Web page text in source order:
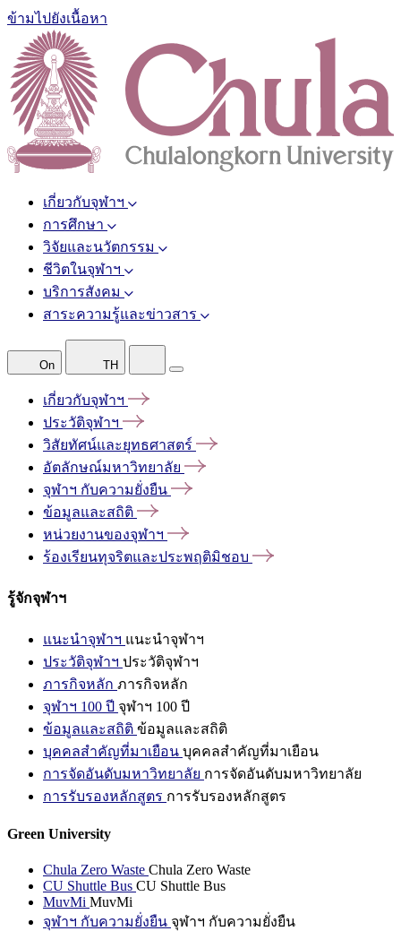
ข้ามไปยังเนื้อหา
เกี่ยวกับจุฬาฯ
การศึกษา
วิจัยและนวัตกรรม
ชีวิตในจุฬาฯ
บริการสังคม
สาระความรู้และข่าวสาร
On TH
เกี่ยวกับจุฬาฯ
ประวัติจุฬาฯ
วิสัยทัศน์และยุทธศาสตร์
อัตลักษณ์มหาวิทยาลัย
จุฬาฯ กับความยั่งยืน
ข้อมูลและสถิติ
หน่วยงานของจุฬาฯ
ร้องเรียนทุจริตและประพฤติมิชอบ
รู้จักจุฬาฯ
แนะนำจุฬาฯ แนะนำจุฬาฯ
ประวัติจุฬาฯ ประวัติจุฬาฯ
ภารกิจหลัก ภารกิจหลัก
จุฬาฯ 100 ปี จุฬาฯ 100 ปี
ข้อมูลและสถิติ ข้อมูลและสถิติ
บุคคลสำคัญที่มาเยือน บุคคลสำคัญที่มาเยือน
การจัดอันดับมหาวิทยาลัย การจัดอันดับมหาวิทยาลัย
การรับรองหลักสูตร การรับรองหลักสูตร
Green University
Chula Zero Waste Chula Zero Waste
CU Shuttle Bus CU Shuttle Bus
MuvMi MuvMi
จุฬาฯ กับความยั่งยืน จุฬาฯ กับความยั่งยืน